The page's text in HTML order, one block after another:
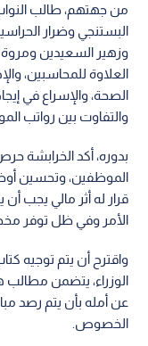
من جهتهم، طالب
البستنجي وضرار
وزهير السعيدين
العلاوة للمحاسبين،
الصحة، والإسراع في
والتفاوت بين رواتب
بدوره، أكد الخرابشة
الموظفين، وتحسين
قرار له أثر مالي يجب
الأمر وفي ظل توفر
واقترح أن يتم توجيه
الوزراء، يتضمن مطالب
عن أمله بأن يتم رصد
الخصوص.